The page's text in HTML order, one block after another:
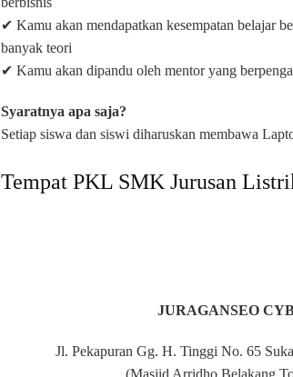
✔ Kamu akan mendapatkan kesempatan belajar
banyak teori
✔ Kamu akan dipandu oleh mentor yang
Syaratnya apa saja?
Setiap siswa dan siswi diharuskan membawa
Tempat PKL SMK Jurusan
JURAGANSEO
Jl. Pekapuran Gg. H. Tinggi No. 65
(Masjid Arridho Belakang